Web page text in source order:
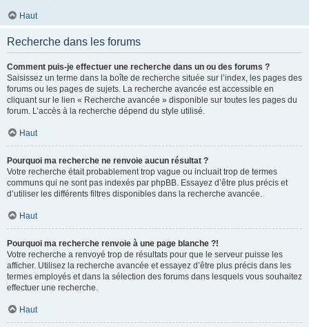
Haut
Recherche dans les forums
Comment puis-je effectuer une recherche dans un ou des forums ?
Saisissez un terme dans la boîte de recherche située sur l’index, les pages des
forums ou les pages de sujets. La recherche avancée est accessible en
cliquant sur le lien « Recherche avancée » disponible sur toutes les pages du
forum. L’accès à la recherche dépend du style utilisé.
Haut
Pourquoi ma recherche ne renvoie aucun résultat ?
Votre recherche était probablement trop vague ou incluait trop de termes
communs qui ne sont pas indexés par phpBB. Essayez d’être plus précis et
d’utiliser les différents filtres disponibles dans la recherche avancée.
Haut
Pourquoi ma recherche renvoie à une page blanche ?!
Votre recherche a renvoyé trop de résultats pour que le serveur puisse les
afficher. Utilisez la recherche avancée et essayez d’être plus précis dans les
termes employés et dans la sélection des forums dans lesquels vous souhaitez
effectuer une recherche.
Haut